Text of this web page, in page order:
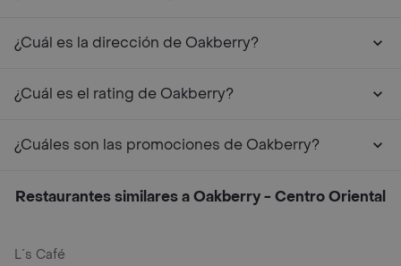
¿Cuál es la dirección de Oakberry?
¿Cuál es el rating de Oakberry?
¿Cuáles son las promociones de Oakberry?
Restaurantes similares a Oakberry - Centro Oriental
L´s Café